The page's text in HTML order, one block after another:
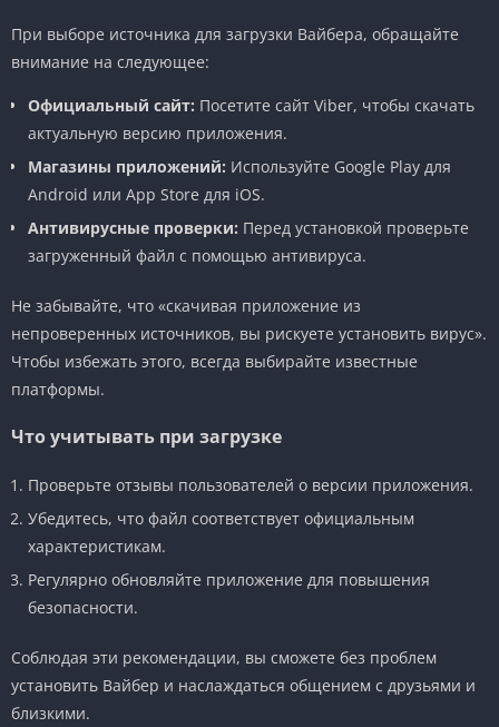
При выборе источника для загрузки Вайбера, обращайте
внимание на следующее:
Официальный сайт: Посетите сайт Viber, чтобы скачать
актуальную версию приложения.
Магазины приложений: Используйте Google Play для
Android или App Store для iOS.
Антивирусные проверки: Перед установкой проверьте
загруженный файл с помощью антивируса.
Не забывайте, что «скачивая приложение из
непроверенных источников, вы рискуете установить вирус».
Чтобы избежать этого, всегда выбирайте известные
платформы.
Что учитывать при загрузке
Проверьте отзывы пользователей о версии приложения.
Убедитесь, что файл соответствует официальным
характеристикам.
Регулярно обновляйте приложение для повышения
безопасности.
Соблюдая эти рекомендации, вы сможете без проблем
установить Вайбер и наслаждаться общением с друзьями и
близкими.